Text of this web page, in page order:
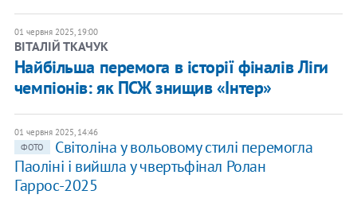
01 червня 2025, 19:00
ВІТАЛІЙ ТКАЧУК
Найбільша перемога в історії фіналів Ліги
чемпіонів: як ПСЖ знищив «Інтер»
01 червня 2025, 14:46
ФОТО
Світоліна у вольовому стилі перемогла
Паоліні і вийшла у чвертьфінал Ролан
Гаррос-2025